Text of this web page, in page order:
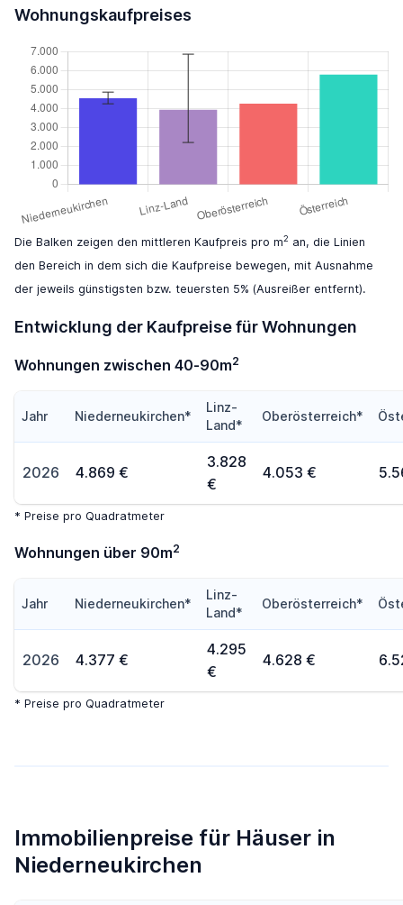
Wohnungskaufpreises
Die Balken zeigen den mittleren Kaufpreis pro m2 an, die Linien
den Bereich in dem sich die Kaufpreise bewegen, mit Ausnahme
der jeweils günstigsten bzw. teuersten 5% (Ausreißer entfernt).
Entwicklung der Kaufpreise für Wohnungen
Wohnungen zwischen 40-90m2
Jahr Niederneukirchen*
Linz-
Land*
Oberösterreich*
2026 4.869 €
3.828
€
4.053 €
* Preise pro Quadratmeter
Wohnungen über 90m2
Jahr Niederneukirchen*
Linz-
Land*
Oberösterreich*
2026 4.377 €
4.295
€
4.628 €
* Preise pro Quadratmeter
Immobilienpreise für Häuser in
Niederneukirchen